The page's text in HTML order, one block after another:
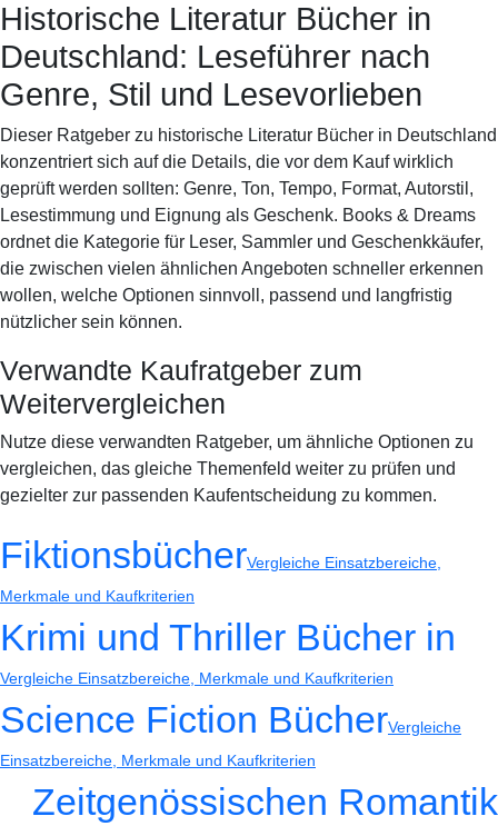
Books & Dreams
Fiction
Romantik Biografie
Historische Literatur Bücher in
Deutschland: Leseführer nach
Genre, Stil und Lesevorlieben
Dieser Ratgeber zu historische Literatur Bücher in Deutschland
konzentriert sich auf die Details, die vor dem Kauf wirklich
geprüft werden sollten: Genre, Ton, Tempo, Format, Autorstil,
Lesestimmung und Eignung als Geschenk. Books & Dreams
ordnet die Kategorie für Leser, Sammler und Geschenkkäufer,
die zwischen vielen ähnlichen Angeboten schneller erkennen
wollen, welche Optionen sinnvoll, passend und langfristig
nützlicher sein können.
Verwandte Kaufratgeber zum
Weitervergleichen
Nutze diese verwandten Ratgeber, um ähnliche Optionen zu
vergleichen, das gleiche Themenfeld weiter zu prüfen und
gezielter zur passenden Kaufentscheidung zu kommen.
FiktionsbücherVergleiche Einsatzbereiche,
Merkmale und Kaufkriterien
Krimi und Thriller Bücher in
Vergleiche Einsatzbereiche, Merkmale und Kaufkriterien
Science Fiction BücherVergleiche
Einsatzbereiche, Merkmale und Kaufkriterien
Zeitgenössischen Romantik